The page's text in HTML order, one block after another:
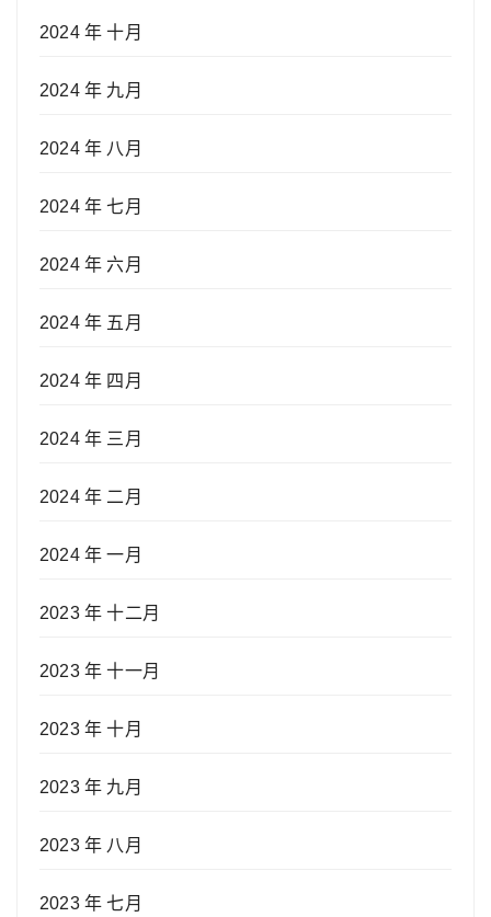
2024 年 十月
2024 年 九月
2024 年 八月
2024 年 七月
2024 年 六月
2024 年 五月
2024 年 四月
2024 年 三月
2024 年 二月
2024 年 一月
2023 年 十二月
2023 年 十一月
2023 年 十月
2023 年 九月
2023 年 八月
2023 年 七月